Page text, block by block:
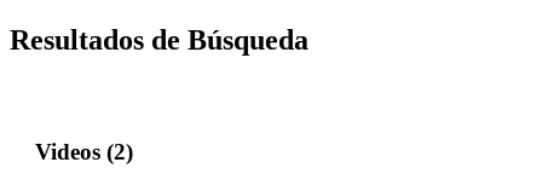
Resultados de Búsqueda
Videos (2)